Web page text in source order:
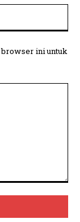
browser ini untuk